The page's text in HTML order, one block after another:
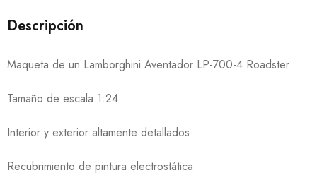
Descripción
Maqueta de un Lamborghini Aventador LP-700-4 Roadster
Tamaño de escala 1:24
Interior y exterior altamente detallados
Recubrimiento de pintura electrostática